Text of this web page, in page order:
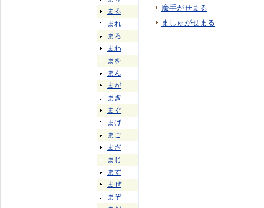
まる
まれ
まろ
まわ
まを
まん
まが
まぎ
まぐ
まげ
まご
まざ
まじ
まず
まぜ
まぞ
魔手がせまる
ましゅがせまる